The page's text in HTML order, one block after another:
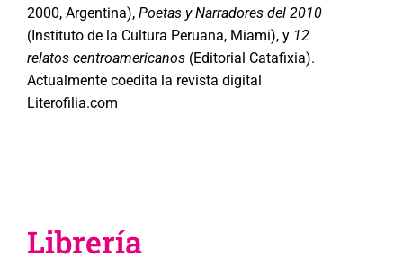
2000, Argentina), Poetas y Narradores del 2010
(Instituto de la Cultura Peruana, Miami), y 12
relatos centroamericanos (Editorial Catafixia).
Actualmente coedita la revista digital
Literofilia.com
Librería